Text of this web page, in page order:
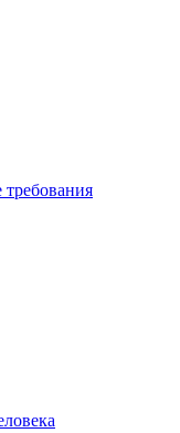
требования